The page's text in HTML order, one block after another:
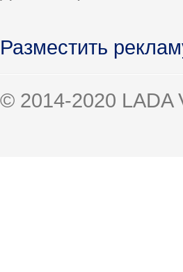
Разместить
© 2014-2020 LADA